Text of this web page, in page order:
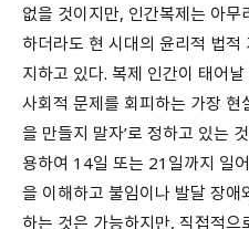
없을 것이지만, 인간복제는 아
하더라도 현 시대의 윤리적 법
지하고 있다. 복제 인간이 태어
사회적 문제를 회피하는 가장 현
을 만들지 말자’로 정하고 있는
용하여 14일 또는 21일까지 일
을 이해하고 불임이나 발달 장
하는 것은 가능하지만, 직접적